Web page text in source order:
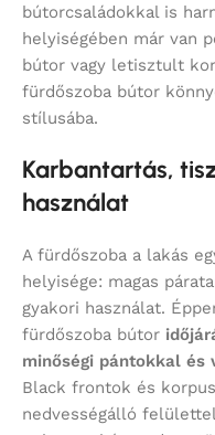
bútorcsaládokkal is
helyiségében már van
bútor vagy letisztult
fürdőszoba bútor
stílusába.
Karbantartás,
használat
A fürdőszoba a lakás
helyisége: magas
gyakori használat.
fürdőszoba bútor
minőségi pántokkal és
Black frontok és
nedvességálló